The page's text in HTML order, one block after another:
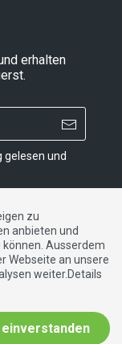
erhalten
gelesen und
Kontakt
zu
anbieten und
Ausserdem
Webseite an unsere
weiter.Details
einverstanden